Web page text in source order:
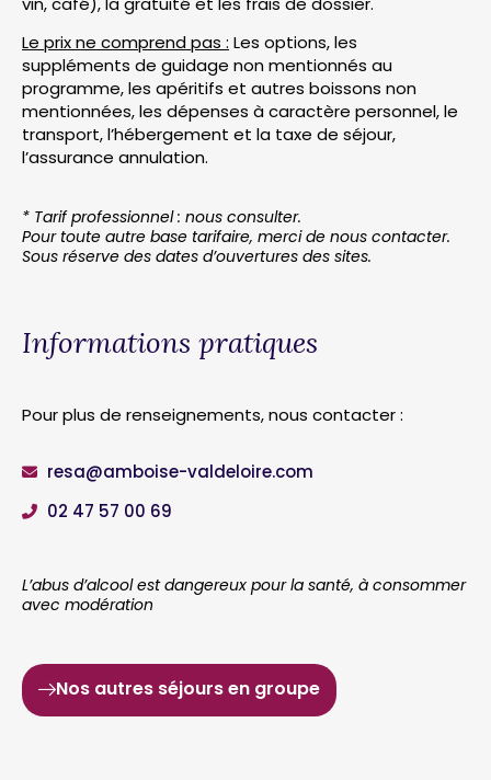
Le prix ne comprend pas : Les options, les
suppléments de guidage non mentionnés au
programme, les apéritifs et autres boissons non
mentionnées, les dépenses à caractère personnel, le
transport, l’hébergement et la taxe de séjour,
l’assurance annulation.
* Tarif professionnel : nous consulter.
Pour toute autre base tarifaire, merci de nous contacter.
Sous réserve des dates d’ouvertures des sites.
Informations pratiques
Pour plus de renseignements, nous contacter :
resa@amboise-valdeloire.com
02 47 57 00 69
L’abus d’alcool est dangereux pour la santé, à consommer
avec modération
Nos autres séjours en groupe
J’organisemon séjouret je réserve